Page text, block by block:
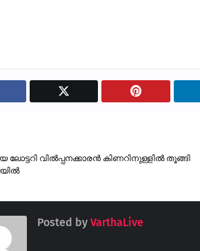
ലോട്ടറി വിൽപ്പനക്കാരൻ കിണറിനുള്ളിൽ തൂങ്ങി
Posted by VarthaLive